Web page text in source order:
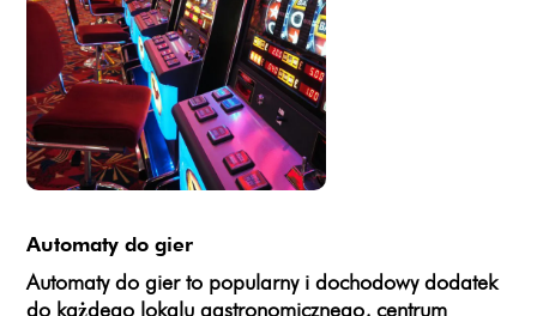
Automaty do gier
Automaty do gier to popularny i dochodowy dodatek
do każdego lokalu gastronomicznego, centrum